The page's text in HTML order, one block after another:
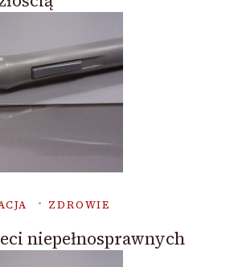
ZDROWIE
niepełnosprawnych